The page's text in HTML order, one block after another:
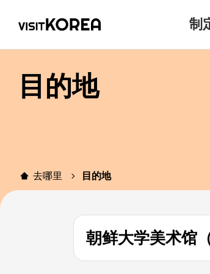
制
目的地
去哪里 目的地
朝鲜大学美术馆